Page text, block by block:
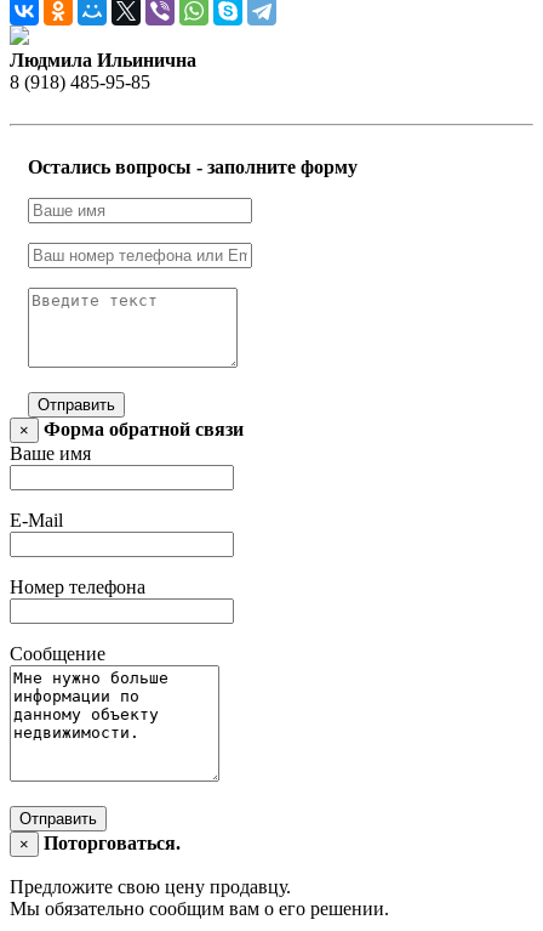
Людмила Ильинична
8 (918) 485-95-85
Остались вопросы - заполните форму
Отправить
×
Форма обратной связи
Ваше имя
E-Mail
Номер телефона
Сообщение
Отправить
×
Поторговаться.
Предложите свою цену продавцу.
Мы обязательно сообщим вам о его решении.